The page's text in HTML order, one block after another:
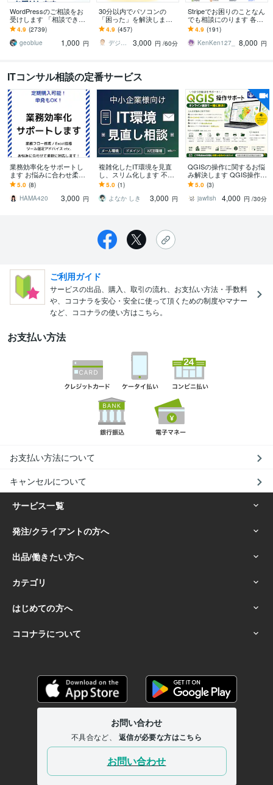
WordPressのご相談をお
受けします 「相談できる
事」が主目的で結果とし
て解決が伴えば幸いです
4.9 (2739)
geoblue
1,000 円
30分以内でパソコンの
「困った」を解決します
現役IT屋がパソコンの困
りごとをスッキリさせま
す！
4.9 (457)
デジネスラボ【ITの万事屋】
3,000 円 /60分
Stripeでお困りのことなん
でも相談にのります 各種
設定、サブスク、領収
書、クレジットカード等
4.9 (191)
KenKen127_
8,000 円
ITコンサル相談の定番サービス
業務効率化をサポートし
ます お悩みに合わせ柔軟
に対応！Power BIやExcel
も可。
5.0 (8)
HAMA420
3,000 円
複雑化したIT環境を見直
し、スリム化します 不安
に寄り添い、プロが御社
のIT環境をすっきり整え
ます
5.0 (1)
よなか しき
3,000 円
QGISの操作に関するお悩
み解決します QGIS操作や
地図データに困ったらWe
b通話で解決！
5.0 (3)
jawfish
4,000 円 /30分
ご利用ガイド
サービスの出品、購入、取引の流れ、お支払い方法・手数料
や、ココナラを安心・安全に使って頂くための制度やマナー
など、ココナラの使い方はこちら。
お支払い方法
お支払い方法について
キャンセルについて